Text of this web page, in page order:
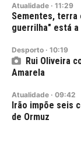
Atualidade · 11:29
Sementes, terra
guerrilha" está a
Desporto · 10:19
Rui Oliveira
Amarela
Atualidade · 09:42
Irão impõe seis
de Ormuz